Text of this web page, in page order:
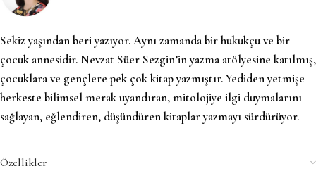
Sekiz yaşından beri yazıyor. Aynı zamanda bir hukukçu ve bir
çocuk annesidir. Nevzat Süer Sezgin’in yazma atölyesine katılmış,
çocuklara ve gençlere pek çok kitap yazmıştır. Yediden yetmişe
herkeste bilimsel merak uyandıran, mitolojiye ilgi duymalarını
sağlayan, eğlendiren, düşündüren kitaplar yazmayı sürdürüyor.
Özellikler